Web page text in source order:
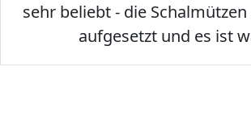
sehr beliebt - die
aufgesetzt und es ist